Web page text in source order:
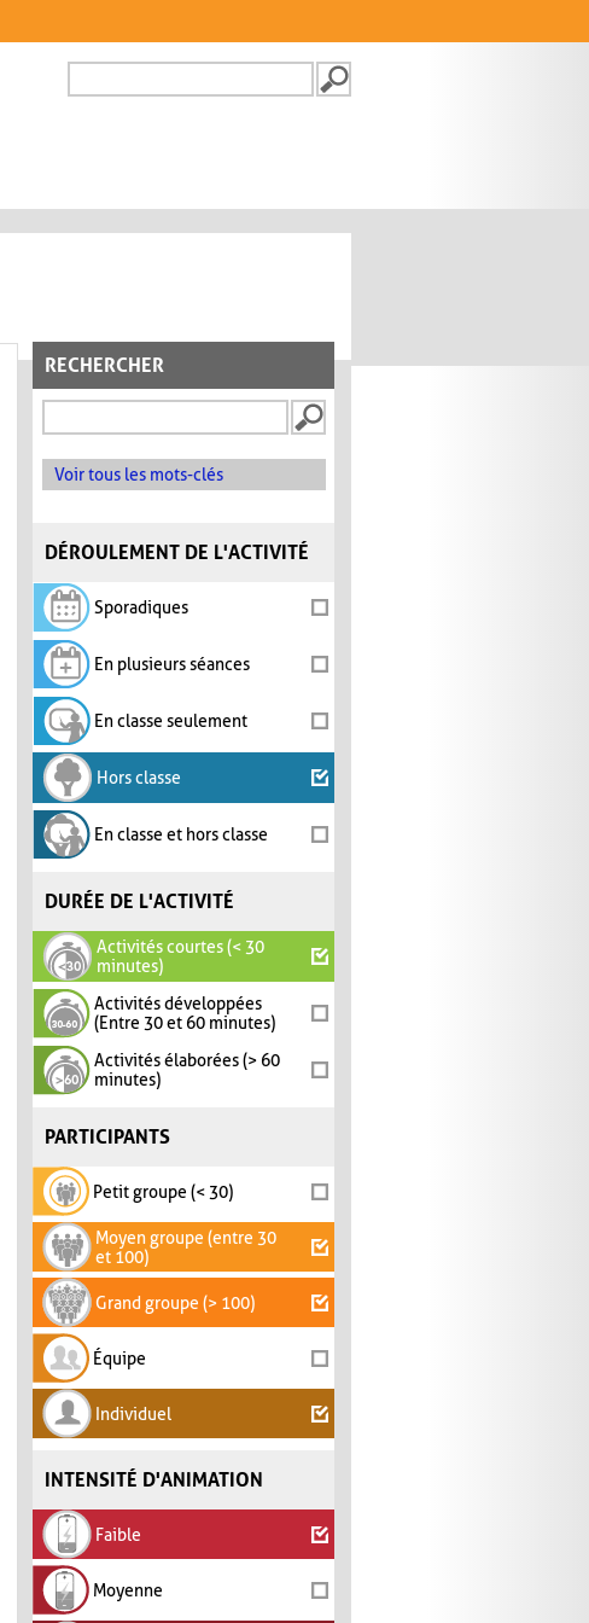
FORMULAIRE DE
RECHERCHER
Voir tous les mots-clés
DÉROULEMENT DE L'ACTIVITÉ
Sporadiques
En plusieurs séances
En classe seulement
Hors classe
En classe et hors classe
DURÉE DE L'ACTIVITÉ
Activités courtes (< 30
minutes)
Activités développées
(Entre 30 et 60 minutes)
Activités élaborées (> 60
minutes)
PARTICIPANTS
Petit groupe (< 30)
Moyen groupe (entre 30
et 100)
Grand groupe (> 100)
Équipe
Individuel
INTENSITÉ D'ANIMATION
Faible
Moyenne